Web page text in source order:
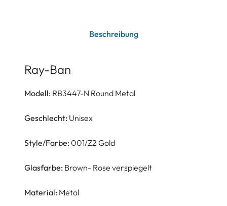
Beschreibung
Ray-Ban
Modell: RB3447-N Round Metal
Geschlecht: Unisex
Style/Farbe: 001/Z2 Gold
Glasfarbe: Brown- Rose verspiegelt
Material: Metal